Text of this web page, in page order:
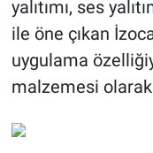
yalıtımı, ses
ile öne çıkan
uygulama
malzemesi olarak